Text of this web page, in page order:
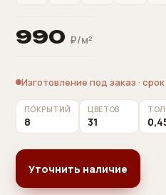
990 ₽/м²
Изготовление под заказ ·
ПОКРЫТИЙ
8
ЦВЕТОВ
31
Уточнить наличие